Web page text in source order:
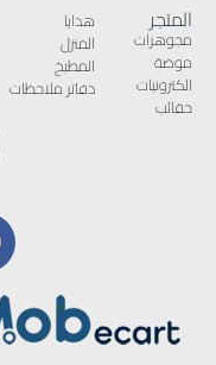
المتجر
مجوهرات
موضة
الكترونيات
حقائب
هدايا
المنزل
المطبخ
دفاتر ملاحظات